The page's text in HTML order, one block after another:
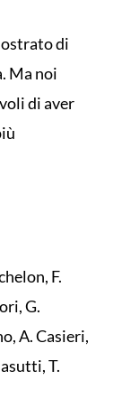
di
Ma noi
di aver
F.
G.
A. Casieri,
T.